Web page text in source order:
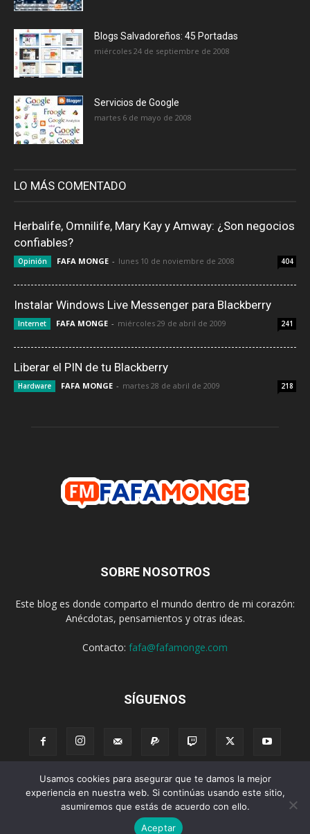
Blogs Salvadoreños: 45 Portadas
miércoles 24 de septiembre de 2008
Servicios de Google
martes 6 de mayo de 2008
LO MÁS COMENTADO
Herbalife, Omnilife, Mary Kay y Amway: ¿Son negocios
confiables?
Opinión FAFA MONGE - lunes 10 de noviembre de 2008 404
Instalar Windows Live Messenger para Blackberry
Internet FAFA MONGE - miércoles 29 de abril de 2009 241
Liberar el PIN de tu Blackberry
Hardware FAFA MONGE - martes 28 de abril de 2009 218
SOBRE NOSOTROS
Este blog es donde comparto el mundo dentro de mi corazón:
Anécdotas, pensamientos y otras ideas.
Contacto: fafa@fafamonge.com
SÍGUENOS
Acerca de Donar Radio Podcast Contenido
Publicidad
Suscribirse
Privacidad Términos y Condiciones
© 2026 Desarollado porEmpretel Networks
Usamos cookies para asegurar que te damos la mejor
experiencia en nuestra web. Si continúas usando este sitio,
asumiremos que estás de acuerdo con ello.
Aceptar